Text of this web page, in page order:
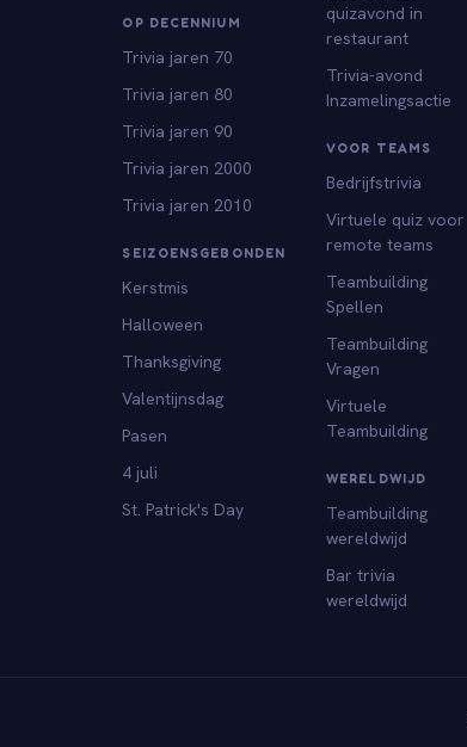
OP DECENNIUM
Trivia jaren 70
Trivia jaren 80
Trivia jaren 90
Trivia jaren 2000
Trivia jaren 2010
SEIZOENSGEBONDEN
Kerstmis
Halloween
Thanksgiving
Valentijnsdag
Pasen
4 juli
St. Patrick's Day
quizavond in
restaurant
Trivia-avond
Inzamelingsactie
VOOR TEAMS
Bedrijfstrivia
Virtuele quiz voor
remote teams
Teambuilding
Spellen
Teambuilding
Vragen
Virtuele
Teambuilding
WERELDWIJD
Teambuilding
wereldwijd
Bar trivia
wereldwijd